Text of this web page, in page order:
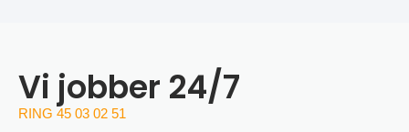
Vi jobber 24/7
RING 45 03 02 51